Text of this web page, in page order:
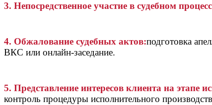
3. Непосредственное участие в судебном
4. Обжалование судебных актов:подготовка
ВКС или онлайн-заседание.
5. Представление интересов клиента на этапе
контроль процедуры исполнительного